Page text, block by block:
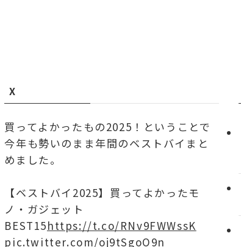
X
買ってよかったもの2025！ということで
今年も勢いのまま年間のベストバイまと
めました。
【ベストバイ2025】買ってよかったモ
ノ・ガジェット
BEST15https://t.co/RNv9FWWssK
pic.twitter.com/oj9tSgoO9n